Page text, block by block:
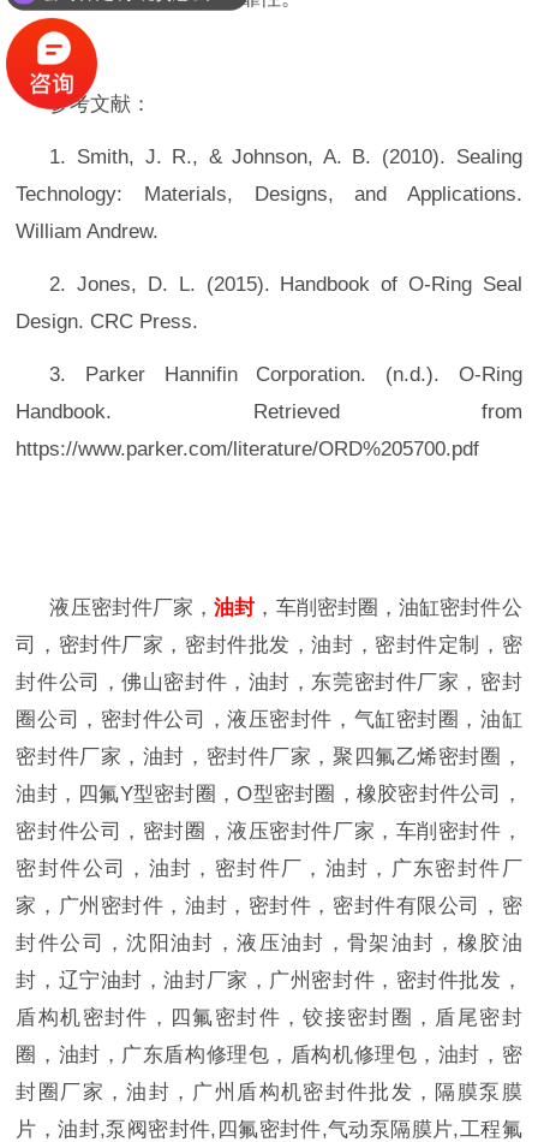
参考文献：
1. Smith, J. R., & Johnson, A. B. (2010). Sealing
Technology: Materials, Designs, and Applications.
William Andrew.
2. Jones, D. L. (2015). Handbook of O-Ring Seal
Design. CRC Press.
3. Parker Hannifin Corporation. (n.d.). O-Ring
Handbook. Retrieved from
https://www.parker.com/literature/ORD%205700.pdf
液压密封件厂家，油封 ，车削密封圈，油缸密封件公
司，密封件厂家，密封件批发，油封，密封件定制，密
封件公司，佛山密封件，油封，东莞密封件厂家，密封
圈公司，密封件公司，液压密封件，气缸密封圈，油缸
密封件厂家，油封，密封件厂家，聚四氟乙烯密封圈，
油封， 四氟Y型密封圈 ，O型密封圈，橡胶密封件公司，
密封件公司，密封圈，液压密封件厂家，车削密封件，
密封件公司，油封，密封件厂，油封，广东密封件厂
家，广州密封件，油封，密封件，密封件有限公司，密
封件公司，沈阳油封，液压油封，骨架油封，橡胶油
封，辽宁油封，油封厂家，广州密封件，密封件批发，
盾构机密封件，四氟密封件，铰接密封圈，盾尾密封
圈，油封，广东盾构修理包，盾构机修理包，油封，密
封圈厂家，油封，广州盾构机密封件批发，隔膜泵膜
片，油封,泵阀密封件, 四氟密封件,气动泵隔膜片,工程氟